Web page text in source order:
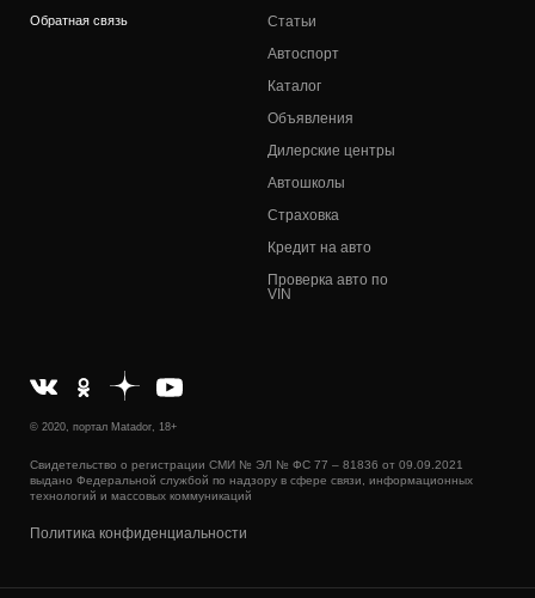
Обратная связь
Статьи
Автоспорт
Каталог
Объявления
Дилерские центры
Автошколы
Страховка
Кредит на авто
Проверка авто по
VIN
© 2020, портал Matador, 18+
Свидетельство о регистрации СМИ № ЭЛ № ФС 77 – 81836 от 09.09.2021
выдано Федеральной службой по надзору в сфере связи, информационных
технологий и массовых коммуникаций
Политика конфиденциальности